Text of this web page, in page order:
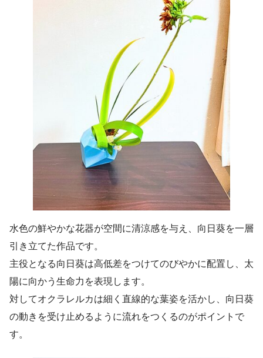
水色の鮮やかな花器が空間に清涼感を与え、向日葵を一層
引き立てた作品です。
主役となる向日葵は高低差をつけてのびやかに配置し、太
陽に向かう生命力を表現します。
対してオクラレルカは細く直線的な葉姿を活かし、向日葵
の動きを受け止めるように流れをつくるのがポイントで
す。